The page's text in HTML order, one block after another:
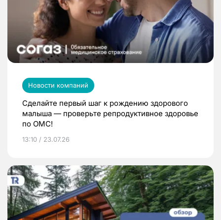
Новости компаний
Сделайте первый шаг к рождению здорового
малыша — проверьте репродуктивное здоровье
по ОМС!
13:10 / 23.07.26